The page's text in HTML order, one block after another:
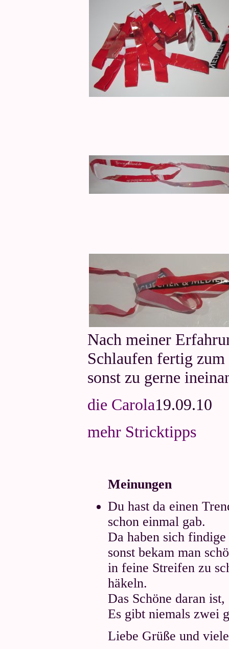
Nach meiner
Schlaufen fertig
sonst zu gerne
die Carola19.09.10
mehr Stricktipps
Meinungen
Du hast da einen
schon einmal gab.
Da haben sich
sonst bekam man
in feine Streifen zu
häkeln.
Das Schöne daran
Es gibt niemals zwei
Liebe Grüße und